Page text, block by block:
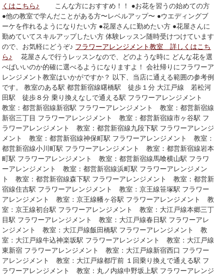
くはこちら♪ こんな方におすすめ！！ ●お花を習うの始めての方
●他の教室で学んだことがある方〜レベルアップ〜 ●ウエディングブ
ーケを作れるようになりたい方 ●花屋さんに勤めたい方 ●花屋さんに
勤めていてスキルアップしたい方 体験レッスン随時受けつけています
ので、お気軽にどうぞ♪ フラワーアレンジメント教室 詳しくはこち
ら♪ 花屋さんで行うレッスンなので、どのような時に どんな花を選
べばいいのか的確に選べるようになりますよ！ 会社帰りにフラワーア
レンジメント教室はいかがですか？ 以下、当店に通える範囲の参考例
です。 教室のある駅 都営新宿線曙橋駅 徒歩１分 大江戸線 若松河
田駅 徒歩８分 乗り換えなしで通える駅 フラワーアレンジメント
教室：都営新宿線新宿駅 フラワーアレンジメント 教室：都営新宿線
新宿三丁目 フラワーアレンジメント 教室：都営新宿線市ヶ谷駅 フ
ラワーアレンジメント 教室：都営新宿線九段下駅 フラワーアレンジ
メント 教室：都営新宿線神保町駅 フラワーアレンジメント 教室：
都営新宿線小川町駅 フラワーアレンジメント 教室：都営新宿線岩本
町駅 フラワーアレンジメント 教室：都営新宿線馬喰横山駅 フラワ
ーアレンジメント 教室：都営新宿線浜町駅 フラワーアレンジメン
ト 教室：都営新宿線森下駅 フラワーアレンジメント 教室：都営新
宿線住吉駅 フラワーアレンジメント 教室：京王線笹塚駅 フラワー
アレンジメント 教室：京王線幡ヶ谷駅 フラワーアレンジメント 教
室：京王線初台駅 フラワーアレンジメント 教室：大江戸線本郷三丁
目駅 フラワーアレンジメント 教室：大江戸線春日駅 フラワーアレ
ンジメント 教室：大江戸線飯田橋駅 フラワーアレンジメント 教
室：大江戸線牛込神楽坂駅 フラワーアレンジメント 教室：大江戸線
東新宿 フラワーアレンジメント 教室：大江戸線新宿西口 フラワー
アレンジメント 教室：大江戸線都庁前 １回乗り換えで通える駅 フ
ラワーアレンジメント 教室：丸ノ内線中野坂上駅 フラワーアレンジ